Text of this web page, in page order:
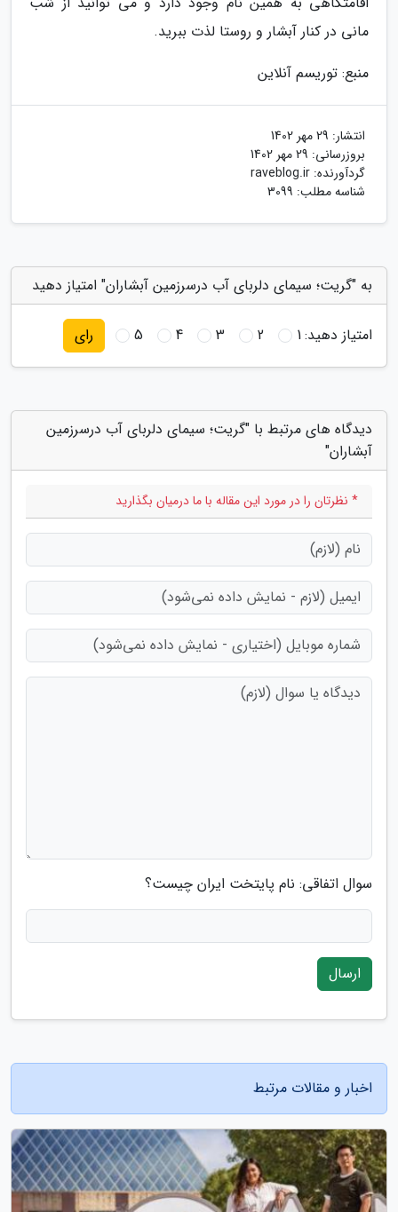
مانی در کنار آبشار و روستا لذت ببرید.
منبع: توریسم آنلاین
انتشار: 29 مهر 1402
بروزرسانی: 29 مهر 1402
گردآورنده: raveblog.ir
شناسه مطلب: 3099
به "گریت؛ سیمای دلربای آب درسرزمین آبشاران" امتیاز دهید
امتیاز دهید:1
2
3
4
5 رای
دیدگاه های مرتبط با "گریت؛ سیمای دلربای آب درسرزمین
آبشاران"
* نظرتان را در مورد این مقاله با ما درمیان بگذارید
سوال اتفاقی: نام پایتخت ایران چیست؟
ارسال
اخبار و مقالات مرتبط